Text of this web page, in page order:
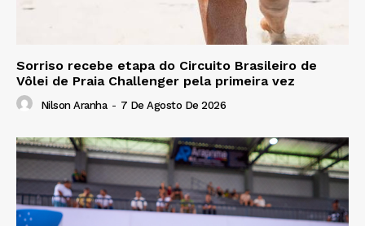
Sorriso recebe etapa do Circuito Brasileiro de
Vôlei de Praia Challenger pela primeira vez
Nilson Aranha - 7 De Agosto De 2026